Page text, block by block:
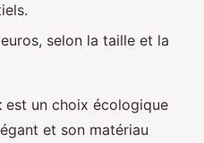
selon la taille et la
est un choix écologique
et son matériau